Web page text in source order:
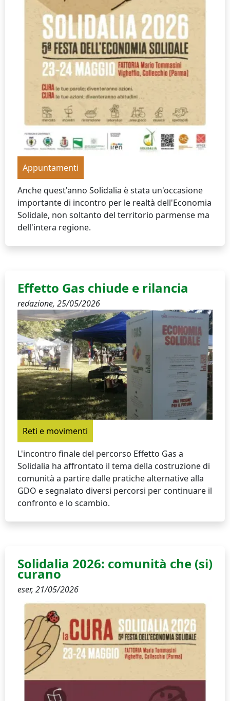
Appuntamenti
Anche quest'anno Solidalia è stata un'occasione
importante di incontro per le realtà dell'Economia
Solidale, non soltanto del territorio parmense ma
dell'intera regione.
Effetto Gas chiude e rilancia
redazione, 25/05/2026
Reti e movimenti
L'incontro finale del percorso Effetto Gas a
Solidalia ha affrontato il tema della costruzione di
comunità a partire dalle pratiche alternative alla
GDO e segnalato diversi percorsi per continuare il
confronto e lo scambio.
Solidalia 2026: comunità che (si)
curano
eser, 21/05/2026